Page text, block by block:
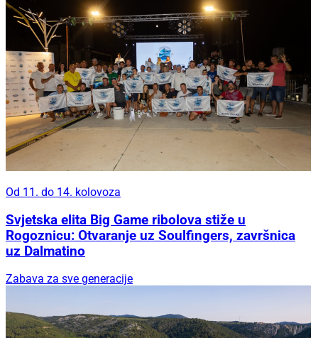
Od 11. do 14. kolovoza
Svjetska elita Big Game ribolova stiže u
Rogoznicu: Otvaranje uz Soulfingers, završnica
uz Dalmatino
Zabava za sve generacije